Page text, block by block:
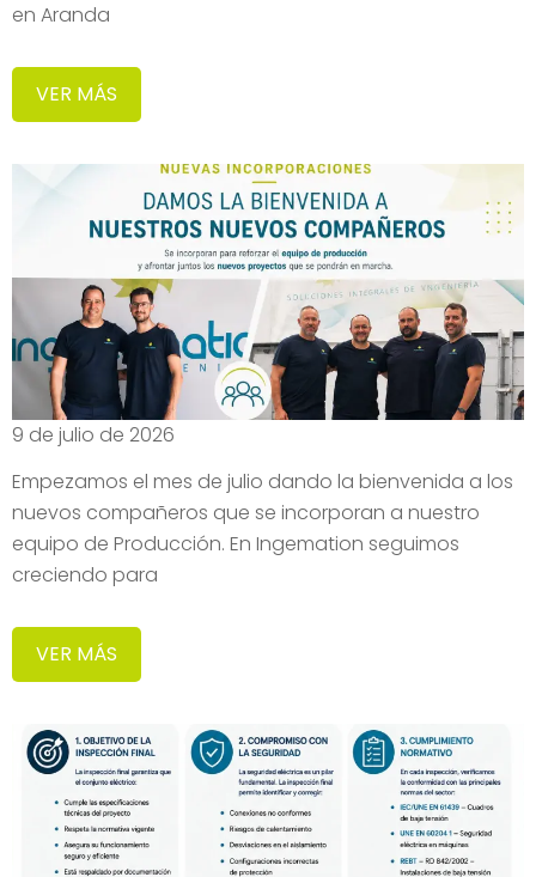
en Aranda
VER MÁS
9 de julio de 2026
Empezamos el mes de julio dando la bienvenida a los
nuevos compañeros que se incorporan a nuestro
equipo de Producción. En Ingemation seguimos
creciendo para
VER MÁS